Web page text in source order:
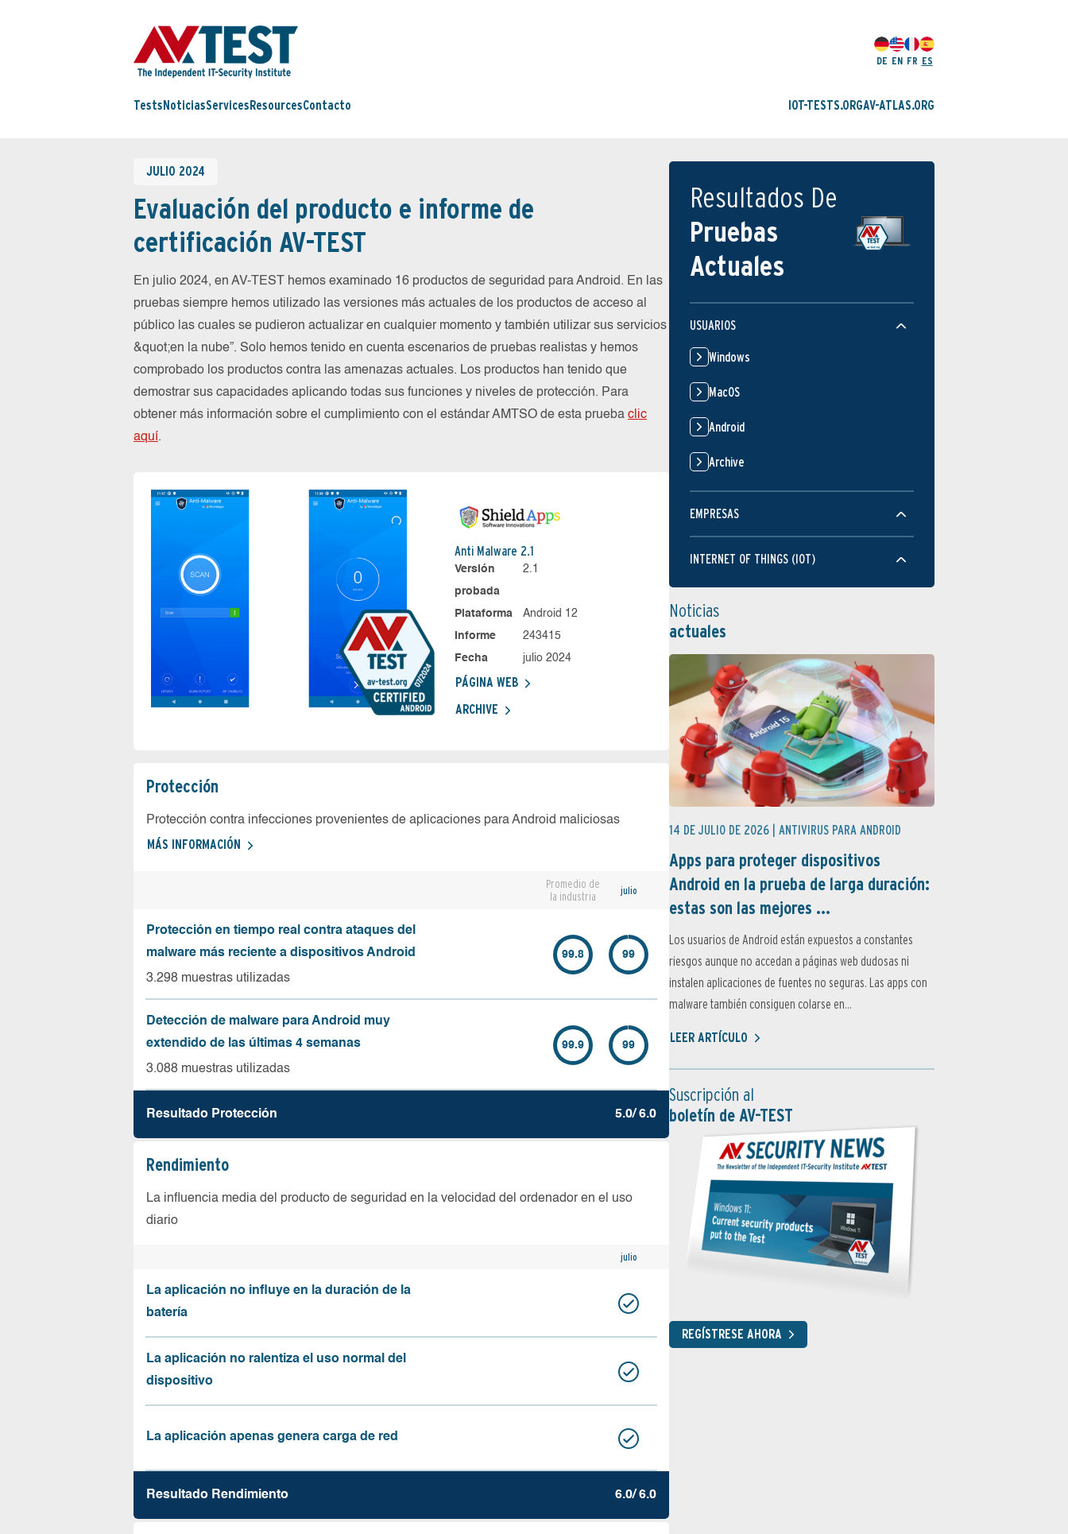
DE EN FR ES
Tests NoticiasServices ResourcesContacto IOT-TESTS.ORGAV-ATLAS.ORG
JULIO 2024
Evaluación del producto e informe de
certificación AV-TEST
En julio 2024, en AV-TEST hemos examinado 16 productos de seguridad para Android. En las
pruebas siempre hemos utilizado las versiones más actuales de los productos de acceso al
público las cuales se pudieron actualizar en cualquier momento y también utilizar sus servicios
&quot;en la nube”. Solo hemos tenido en cuenta escenarios de pruebas realistas y hemos
comprobado los productos contra las amenazas actuales. Los productos han tenido que
demostrar sus capacidades aplicando todas sus funciones y niveles de protección. Para
obtener más información sobre el cumplimiento con el estándar AMTSO de esta prueba clic
aquí.
Anti Malware 2.1
Versión
probada
2.1
Plataforma
Android 12
Informe
243415
Fecha
julio 2024
PÁGINA WEB
ARCHIVE
Protección
Protección contra infecciones provenientes de aplicaciones para Android maliciosas
MÁS INFORMACIÓN
Promedio de
la industria
julio
Protección en tiempo real contra ataques del
malware más reciente a dispositivos Android
3.298 muestras utilizadas
99.8 99
Detección de malware para Android muy
extendido de las últimas 4 semanas
3.088 muestras utilizadas
99.9 99
Resultado Protección 5.0/ 6.0
Rendimiento
La influencia media del producto de seguridad en la velocidad del ordenador en el uso
diario
julio
La aplicación no influye en la duración de la
batería
La aplicación no ralentiza el uso normal del
dispositivo
La aplicación apenas genera carga de red
Resultado Rendimiento 6.0/ 6.0
Resultados De
Pruebas
Actuales
USUARIOS
Windows
MacOS
Android
Archive
EMPRESAS
INTERNET OF THINGS (IOT)
Noticias
actuales
14 DE JULIO DE 2026 | ANTIVIRUS PARA ANDROID
Apps para proteger dispositivos
Android en la prueba de larga duración:
estas son las mejores ...
Los usuarios de Android están expuestos a constantes
riesgos aunque no accedan a páginas web dudosas ni
instalen aplicaciones de fuentes no seguras. Las apps con
malware también consiguen colarse en...
LEER ARTÍCULO
Suscripción al
boletín de AV-TEST
REGÍSTRESE AHORA